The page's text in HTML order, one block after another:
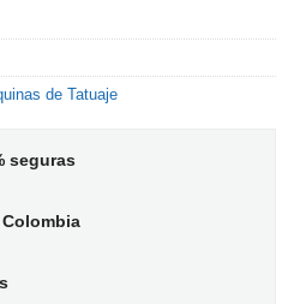
de Tatuaje
seguras